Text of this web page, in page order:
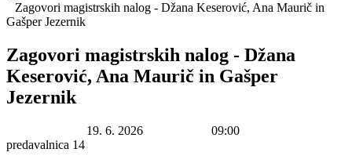
Zagovori magistrskih nalog - Džana Keserović, Ana Maurič in
Gašper Jezernik
Zagovori magistrskih nalog - Džana
Keserović, Ana Maurič in Gašper
Jezernik
19. 6. 2026 09:00
predavalnica 14